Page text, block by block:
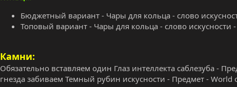
Бюджетный вариант - Чары для кольца - слово
Топовый вариант - Чары для кольца - слово искусности
Камни:
Обязательно вставляем один Глаз интеллекта саблезуба -
гнезда забиваем Темный рубин искусности - Предмет - World